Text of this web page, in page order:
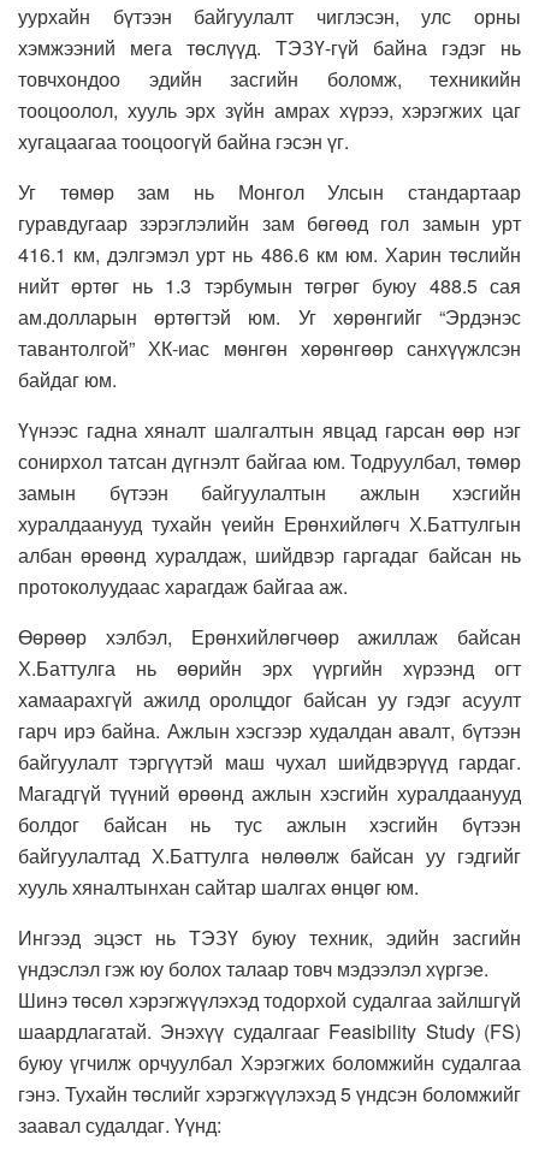
уурхайн бүтээн байгуулалт чиглэсэн, улс орны
хэмжээний мега төслүүд. ТЭЗҮ-гүй байна гэдэг нь
товчхондоо эдийн засгийн боломж, техникийн
тооцоолол, хууль эрх зүйн амрах хүрээ, хэрэгжих цаг
хугацаагаа тооцоогүй байна гэсэн үг.
Уг төмөр зам нь Монгол Улсын стандартаар
гуравдугаар зэрэглэлийн зам бөгөөд гол замын урт
416.1 км, дэлгэмэл урт нь 486.6 км юм. Харин төслийн
нийт өртөг нь 1.3 тэрбумын төгрөг буюу 488.5 сая
ам.долларын өртөгтэй юм. Уг хөрөнгийг “Эрдэнэс
тавантолгой” ХК-иас мөнгөн хөрөнгөөр санхүүжлсэн
байдаг юм.
Үүнээс гадна хяналт шалгалтын явцад гарсан өөр нэг
сонирхол татсан дүгнэлт байгаа юм. Тодруулбал, төмөр
замын бүтээн байгуулалтын ажлын хэсгийн
хуралдаанууд тухайн үеийн Ерөнхийлөгч Х.Баттулгын
албан өрөөнд хуралдаж, шийдвэр гаргадаг байсан нь
протоколуудаас харагдаж байгаа аж.
Өөрөөр хэлбэл, Ерөнхийлөгчөөр ажиллаж байсан
Х.Баттулга нь өөрийн эрх үүргийн хүрээнд огт
хамаарахгүй ажилд оролцдог байсан уу гэдэг асуулт
гарч ирэ байна. Ажлын хэсгээр худалдан авалт, бүтээн
байгуулалт тэргүүтэй маш чухал шийдвэрүүд гардаг.
Магадгүй түүний өрөөнд ажлын хэсгийн хуралдаанууд
болдог байсан нь тус ажлын хэсгийн бүтээн
байгуулалтад Х.Баттулга нөлөөлж байсан уу гэдгийг
хууль хяналтынхан сайтар шалгах өнцөг юм.
Ингээд эцэст нь ТЭЗҮ буюу техник, эдийн засгийн
үндэслэл гэж юу болох талаар товч мэдээлэл хүргэе.
Шинэ төсөл хэрэгжүүлэхэд тодорхой судалгаа зайлшгүй
шаардлагатай. Энэхүү судалгааг Feasibility Study (FS)
буюу үгчилж орчуулбал Хэрэгжих боломжийн судалгаа
гэнэ. Тухайн төслийг хэрэгжүүлэхэд 5 үндсэн боломжийг
заавал судалдаг. Үүнд: